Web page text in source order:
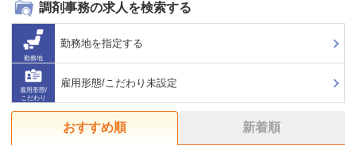
調剤事務の求人を検索する
勤務地
勤務地を指定する
雇用形態/
こだわり
雇用形態/こだわり未設定
おすすめ順 新着順